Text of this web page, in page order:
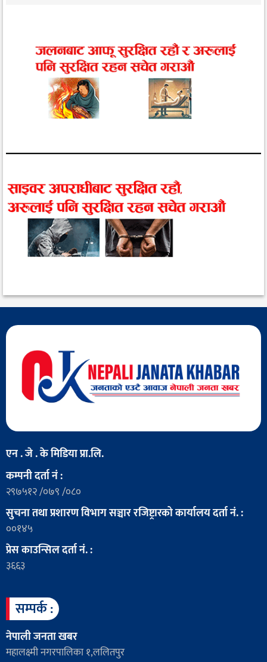
एन . जे . के मिडिया प्रा.लि.
कम्पनी दर्ता नं :
२९७५१२ /०७९ /०८०
सुचना तथा प्रशारण विभाग सञ्चार रजिष्ट्रारको कार्यालय दर्ता नं. :
००१४५
प्रेस काउन्सिल दर्ता नं. :
३६६३
सम्पर्क :
नेपाली जनता खबर
महालक्ष्मी नगरपालिका १,ललितपुर